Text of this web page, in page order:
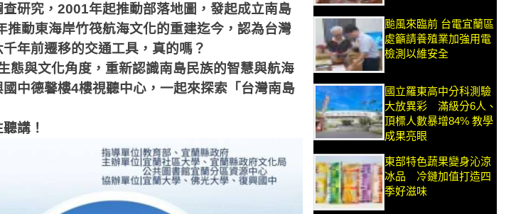
研究， 2001年起推動部落地圖，發起成立南島
推動東海岸竹筏航海文化的重建迄今，認為台灣
年前遷移的交通工具，真的嗎？
態與文化角度，重新認識南島民族的智慧與航海
中德馨樓4樓視聽中心，一起來探索「台灣南島
講！
颱風來臨前 台電宜蘭區
處籲請養殖業加強用電
檢測以維安全
國立羅東高中分科測驗
大放異彩 滿級分6人、
頂標人數暴增84% 教學
成果亮眼
東部特色蔬果變身沁涼
冰品 冷鏈加值打造四
季好滋味